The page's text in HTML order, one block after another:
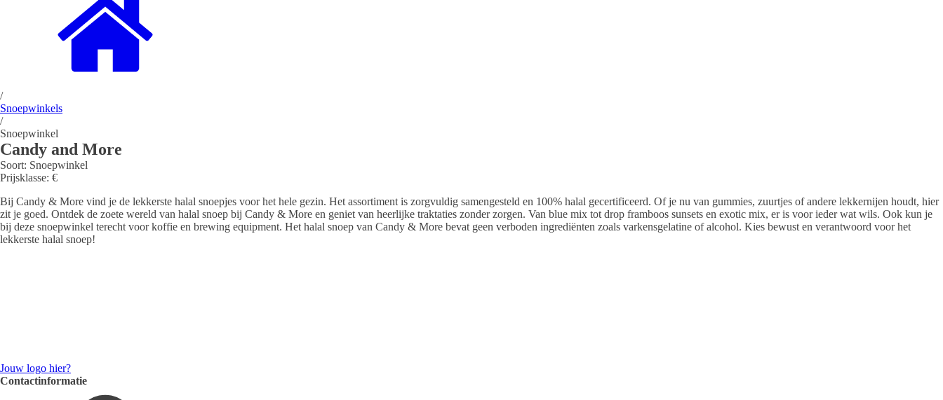
/
Snoepwinkels
/
Snoepwinkel
Candy and More
Soort: Snoepwinkel
Prijsklasse: €
Bij Candy & More vind je de lekkerste halal snoepjes voor het hele gezin. Het assortiment is zorgvuldig samengesteld en 100% halal gecertificeerd. Of je nu van gummies, zuurtjes of andere lekkernijen houdt, hier
zit je goed. Ontdek de zoete wereld van halal snoep bij Candy & More en geniet van heerlijke traktaties zonder zorgen. Van blue mix tot drop framboos sunsets en exotic mix, er is voor ieder wat wils. Ook kun je
bij deze snoepwinkel terecht voor koffie en brewing equipment. Het halal snoep van Candy & More bevat geen verboden ingrediënten zoals varkensgelatine of alcohol. Kies bewust en verantwoord voor het
lekkerste halal snoep!
Jouw logo hier?
Contactinformatie